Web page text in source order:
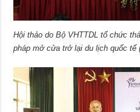
Hội thảo do Bộ VHTTDL tổ chức
pháp mở cửa trở lại du lịch quốc tế